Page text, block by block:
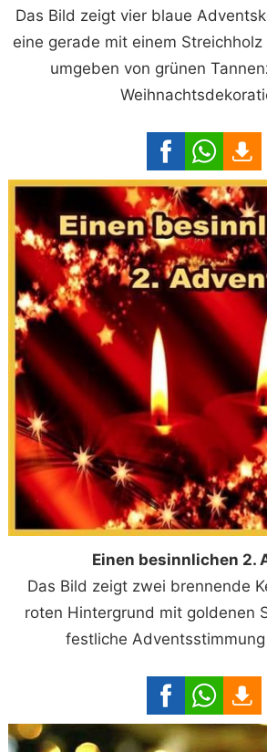
Das Bild zeigt vier blaue
eine gerade mit einem
umgeben von grünen
Einen besinnlichen 2.
Das Bild zeigt zwei brennende
roten Hintergrund mit goldenen
festliche